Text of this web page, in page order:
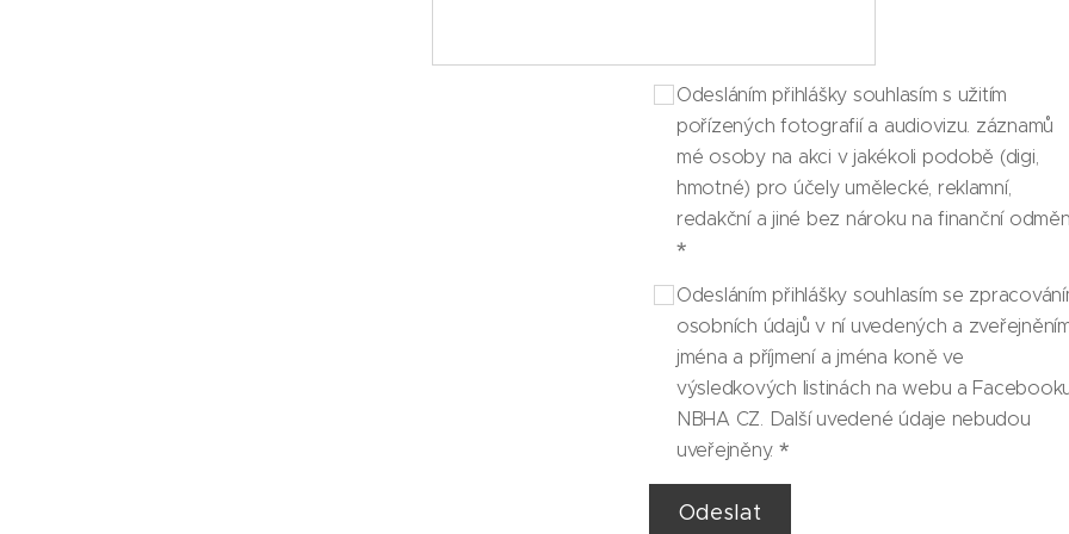
Odesláním přihlášky souhlasím s užitím
pořízených fotografií a audiovizu. záznamů
mé osoby na akci v jakékoli podobě (digi,
hmotné) pro účely umělecké, reklamní,
redakční a jiné bez nároku na finanční
Odesláním přihlášky souhlasím se
osobních údajů v ní uvedených a
jména a příjmení a jména koně ve
výsledkových listinách na webu a
NBHA CZ. Další uvedené údaje nebudou
uveřejněny.
Odeslat